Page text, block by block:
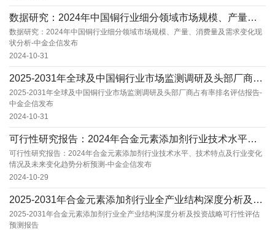
数据研究：2024年中国铜行业细分领域市场规模、产量、消费量及需求变化现状分析-中金企信发...
数据研究：2024年中国铜行业细分领域市场规模、产量、消费量及需求变化现
状分析-中金企信发布
2024-10-31
2025-2031年全球及中国铜行业市场监测调研及头部厂商占有率排名评估报告-中金企信发布...
2025-2031年全球及中国铜行业市场监测调研及头部厂商占有率排名评估报告-
中金企信发布
2024-10-31
可行性研究报告：2024年合金元素添加剂行业技术水平、技术特点及行业变化情况及未来变化趋势...
可行性研究报告：2024年合金元素添加剂行业技术水平、技术特点及行业变化
情况及未来变化趋势分析预测-中金企信发布
2024-10-29
2025-2031年合金元素添加剂行业全产业结构深度分析及投资战略可行性评估预测报告
2025-2031年合金元素添加剂行业全产业结构深度分析及投资战略可行性评估
预测报告